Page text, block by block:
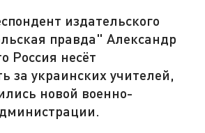
издательского
правда" Александр
Россия несёт
за украинских учителей,
новой военно-